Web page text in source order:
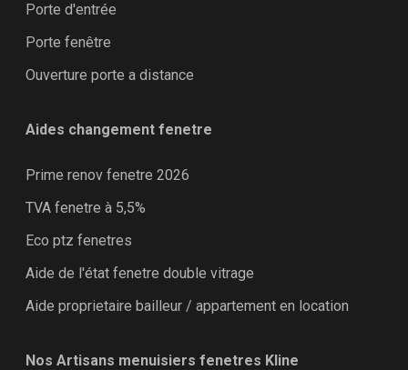
Porte d'entrée
Porte fenêtre
Ouverture porte a distance
Aides changement fenetre
Prime renov fenetre 2026
TVA fenetre à 5,5%
Eco ptz fenetres
Aide de l'état fenetre double vitrage
Aide proprietaire bailleur / appartement en location
Nos Artisans menuisiers fenetres Kline